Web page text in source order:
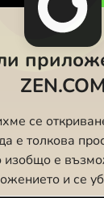
ZEN.COM
се
е толкова
изобщо е
и се